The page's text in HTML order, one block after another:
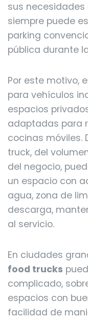
sus
siempre puede
parking
pública durante
Por este motivo,
para vehículos
espacios
adaptadas para
cocinas móviles.
truck, del
del negocio,
un espacio con
agua, zona de
descarga,
al servicio.
En ciudades
food trucks
complicado,
espacios con
facilidad de